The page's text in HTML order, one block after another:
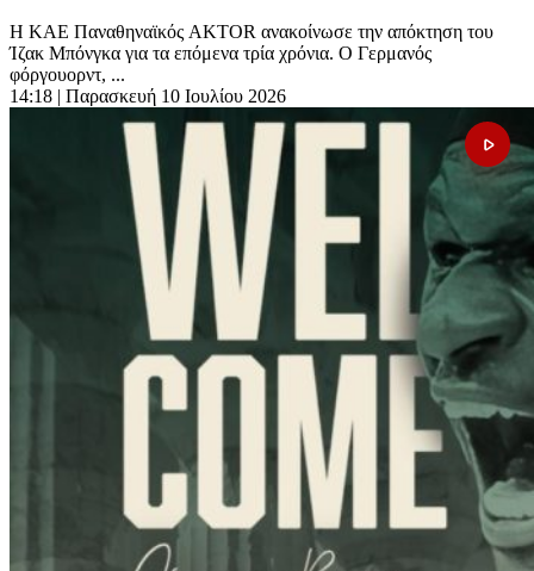
Η ΚΑΕ Παναθηναϊκός AKTOR ανακοίνωσε την απόκτηση του
Ίζακ Μπόνγκα για τα επόμενα τρία χρόνια. Ο Γερμανός
φόργουορντ, ...
14:18 | Παρασκευή 10 Ιουλίου 2026